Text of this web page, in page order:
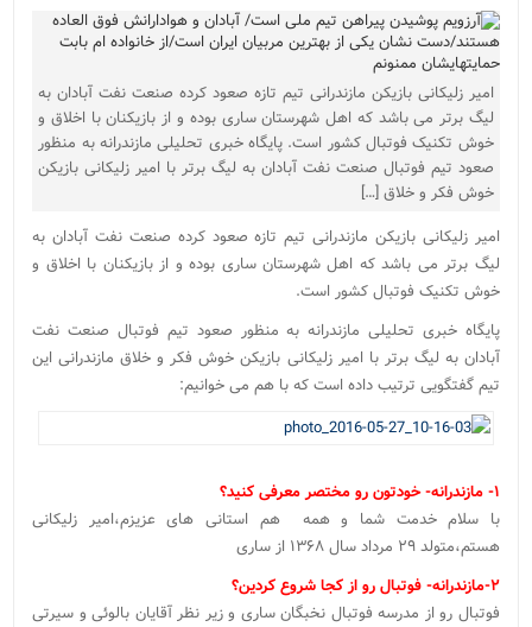
امیر زلیکانی بازیکن مازندرانی تیم تازه صعود کرده صنعت نفت آبادان به
لیگ برتر می باشد که اهل شهرستان ساری بوده و از بازیکنان با اخلاق و
خوش تکنیک فوتبال کشور است. پایگاه خبری تحلیلی مازندرانه به منظور
صعود تیم فوتبال صنعت نفت آبادان به لیگ برتر با امیر زلیکانی بازیکن
خوش فکر و خلاق […]
امیر زلیکانی بازیکن مازندرانی تیم تازه صعود کرده صنعت نفت آبادان به
لیگ برتر می باشد که اهل شهرستان ساری بوده و از بازیکنان با اخلاق و
خوش تکنیک فوتبال کشور است.
پایگاه خبری تحلیلی مازندرانه به منظور صعود تیم فوتبال صنعت نفت
آبادان به لیگ برتر با امیر زلیکانی بازیکن خوش فکر و خلاق مازندرانی این
تیم گفتگویی ترتیب داده است که با هم می خوانیم:
۱- مازندرانه- خودتون رو مختصر معرفی کنید؟
با سلام خدمت شما و همه هم استانی های عزیزم،امیر زلیکانی
هستم،متولد ۲۹ مرداد سال ۱۳۶۸ از ساری
۲-مازندرانه- فوتبال رو از کجا شروع کردین؟
فوتبال رو از مدرسه فوتبال نخبگان ساری و زیر نظر آقایان بالوئی و سیرتی